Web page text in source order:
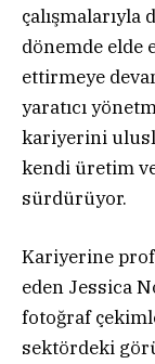
çalışmalarıyla
dönemde elde
ettirmeye
yaratıcı
kariyerini
kendi üretim ve
sürdürüyor.
Kariyerine
eden Jessica
fotoğraf
sektördeki